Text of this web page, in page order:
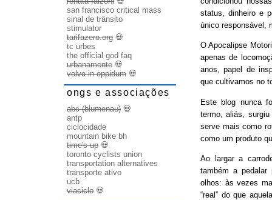
status, dinheiro e
único responsável,
O Apocalipse
apenas de
anos, papel de
que cultivamos no
Este blog nunca
termo, aliás,
serve mais como
como um produto
Ao largar a
também a pedalar
olhos: às vezes
“real” do que
san francisco critical mass
sinal de trânsito
stimulator
tarifazero.org 💀
tc urbes
the official god faq
urbanamente 💀
volvo in oppidum 💀
ongs e associações
abc (blumenau) 💀
antp
ciclocidade
mountain bike bh
time's up 💀
toronto cyclists union
transportation alternatives
transporte ativo
ucb
viaciclo 💀